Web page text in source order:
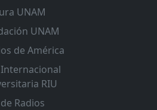
UNAM
UNAM
de América
Internacional
RIU
Radios